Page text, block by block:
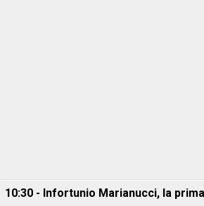
10:30 - Infortunio Marianucci, la